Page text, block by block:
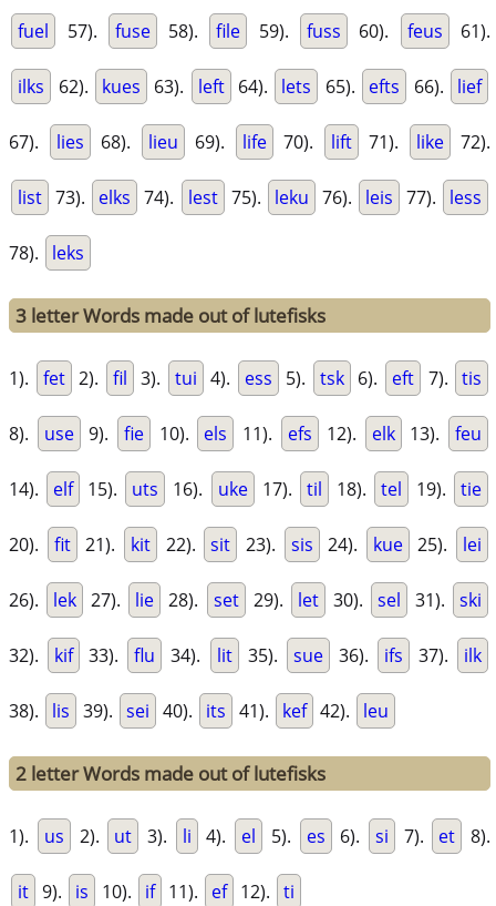
fuel 57). fuse 58). file 59). fuss 60). feus 61).
ilks 62). kues 63). left 64). lets 65). efts 66). lief
67). lies 68). lieu 69). life 70). lift 71). like 72).
list 73). elks 74). lest 75). leku 76). leis 77). less
78). leks
3 letter Words made out of lutefisks
1). fet 2). fil 3). tui 4). ess 5). tsk 6). eft 7). tis
8). use 9). fie 10). els 11). efs 12). elk 13). feu
14). elf 15). uts 16). uke 17). til 18). tel 19). tie
20). fit 21). kit 22). sit 23). sis 24). kue 25). lei
26). lek 27). lie 28). set 29). let 30). sel 31). ski
32). kif 33). flu 34). lit 35). sue 36). ifs 37). ilk
38). lis 39). sei 40). its 41). kef 42). leu
2 letter Words made out of lutefisks
1). us 2). ut 3). li 4). el 5). es 6). si 7). et 8).
it 9). is 10). if 11). ef 12). ti